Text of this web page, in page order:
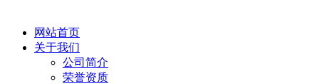
网站首页
关于我们
公司简介
荣誉资质